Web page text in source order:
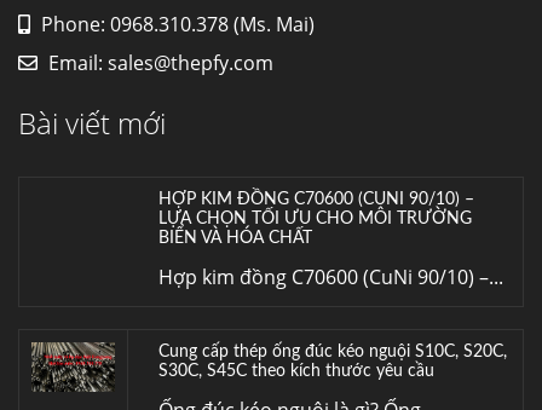
Phone: 0968.310.378 (Ms. Mai)
Email: sales@thepfy.com
Bài viết mới
LỰA CHỌN TỐI ƯU CHO MÔI TRƯỜNG
Hợp kim đồng C70600 (CuNi 90/10) –...
Cung cấp thép ống đúc kéo nguội S10C, S20C,
S30C, S45C theo kích thước yêu cầu
nhà máy thép Hòa Phát